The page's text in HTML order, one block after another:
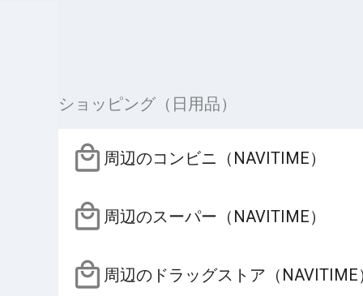
ショッピング（日用品）
周辺のコンビニ（NAVITIME）
周辺のスーパー（NAVITIME）
周辺のドラッグストア（NAVITIME